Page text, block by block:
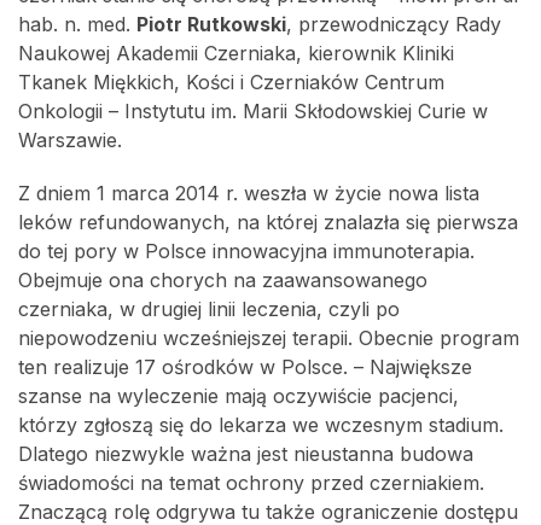
hab. n. med. Piotr Rutkowski, przewodniczący Rady
Naukowej Akademii Czerniaka, kierownik Kliniki
Tkanek Miękkich, Kości i Czerniaków Centrum
Onkologii – Instytutu im. Marii Skłodowskiej Curie w
Warszawie.
Z dniem 1 marca 2014 r. weszła w życie nowa lista
leków refundowanych, na której znalazła się pierwsza
do tej pory w Polsce innowacyjna immunoterapia.
Obejmuje ona chorych na zaawansowanego
czerniaka, w drugiej linii leczenia, czyli po
niepowodzeniu wcześniejszej terapii. Obecnie program
ten realizuje 17 ośrodków w Polsce. – Największe
szanse na wyleczenie mają oczywiście pacjenci,
którzy zgłoszą się do lekarza we wczesnym stadium.
Dlatego niezwykle ważna jest nieustanna budowa
świadomości na temat ochrony przed czerniakiem.
Znaczącą rolę odgrywa tu także ograniczenie dostępu